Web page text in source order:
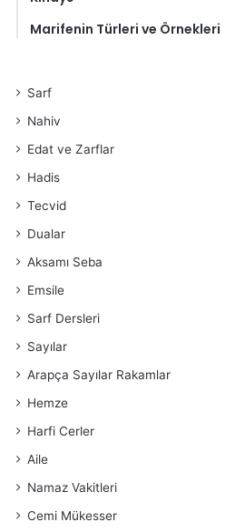
Marifenin Türleri ve Örnekleri
Sarf
Nahiv
Edat ve Zarflar
Hadis
Tecvid
Dualar
Aksamı Seba
Emsile
Sarf Dersleri
Sayılar
Arapça Sayılar Rakamlar
Hemze
Harfi Cerler
Aile
Namaz Vakitleri
Cemi Mükesser